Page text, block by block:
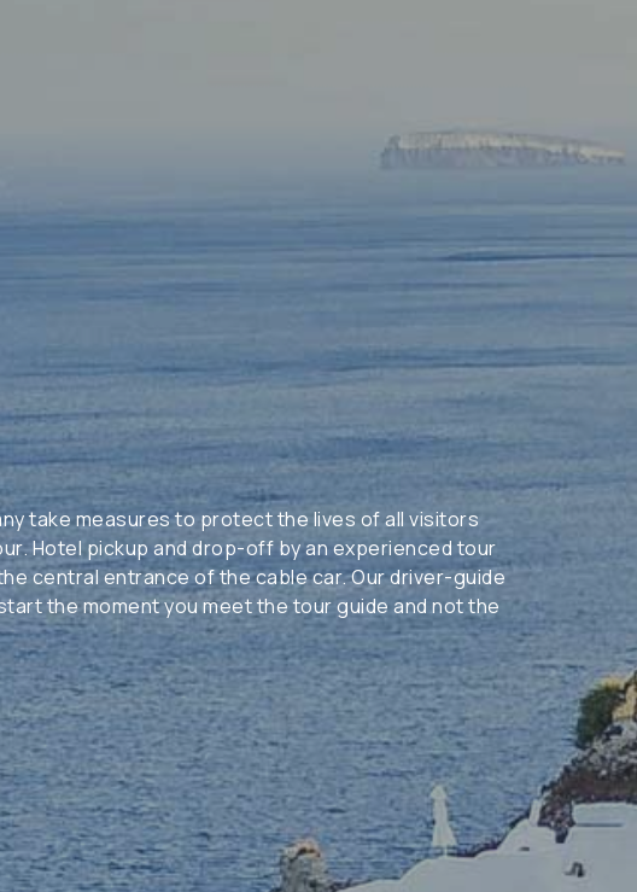
take measures to protect the lives of all visitors
Hotel pickup and drop-off by an experienced tour
central entrance of the cable car. Our driver-guide
the moment you meet the tour guide and not the